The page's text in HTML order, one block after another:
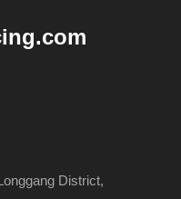
District,